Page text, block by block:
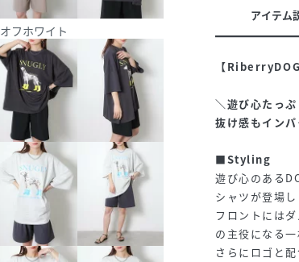
オフホワイト
アイテム
【
＼遊び心たっ
抜け感もイン
■Styling
遊び心のある
シャツが登場し
フロントには
の主役になる一
さらにロゴと